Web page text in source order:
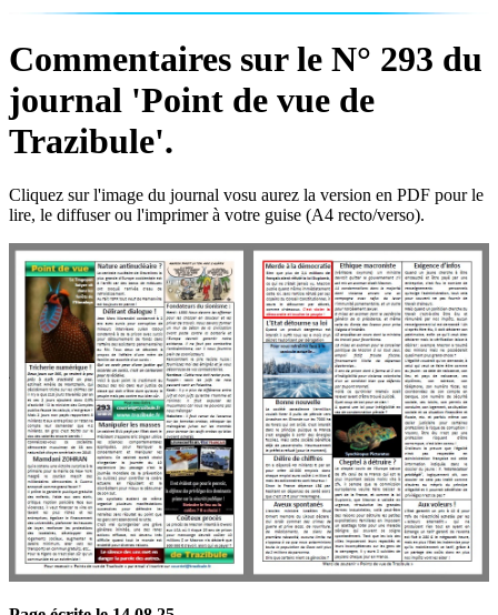
Commentaires sur le N° 293 du
journal 'Point de vue de
Trazibule'.
Cliquez sur l'image du journal vosu aurez la version en PDF pour le
lire, le diffuser ou l'imprimer à votre guise (A4 recto/verso).